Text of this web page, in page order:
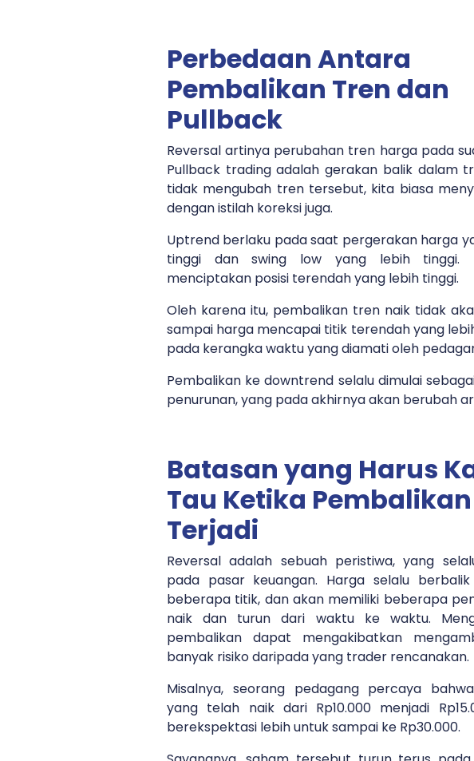
Perbedaan Antara
Pembalikan Tren dan
Pullback
Reversal artinya perubahan tren harga pada
Pullback trading adalah gerakan balik dalam
tidak mengubah tren tersebut, kita biasa
dengan istilah koreksi juga.
Uptrend berlaku pada saat pergerakan harga
tinggi dan swing low yang lebih tinggi.
menciptakan posisi terendah yang lebih tinggi.
Oleh karena itu, pembalikan tren naik tidak
sampai harga mencapai titik terendah yang
pada kerangka waktu yang diamati oleh
Pembalikan ke downtrend selalu dimulai
penurunan, yang pada akhirnya akan berubah
Batasan yang Harus
Tau Ketika Pembalikan
Terjadi
Reversal adalah sebuah peristiwa, yang
pada pasar keuangan. Harga selalu
beberapa titik, dan akan memiliki beberapa
naik dan turun dari waktu ke waktu.
pembalikan dapat mengakibatkan
banyak risiko daripada yang trader rencanakan.
Misalnya, seorang pedagang percaya
yang telah naik dari Rp10.000 menjadi
berekspektasi lebih untuk sampai ke Rp30.000.